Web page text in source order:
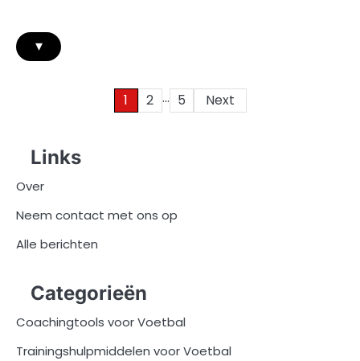
▾
1 2 … 5 Next
Links
Over
Neem contact met ons op
Alle berichten
Categorieën
Coachingtools voor Voetbal
Trainingshulpmiddelen voor Voetbal